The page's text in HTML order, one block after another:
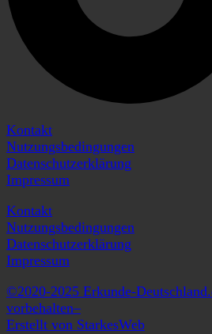
Kontakt
Nutzungsbedingungen
Datenschutzerklärung
Impressum
Kontakt
Nutzungsbedingungen
Datenschutzerklärung
Impressum
©2020-2025 Erkunde-
vorbehalten–
Erstellt von StarkesWeb